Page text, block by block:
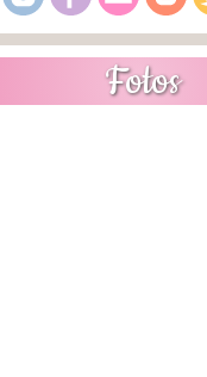
Fotos